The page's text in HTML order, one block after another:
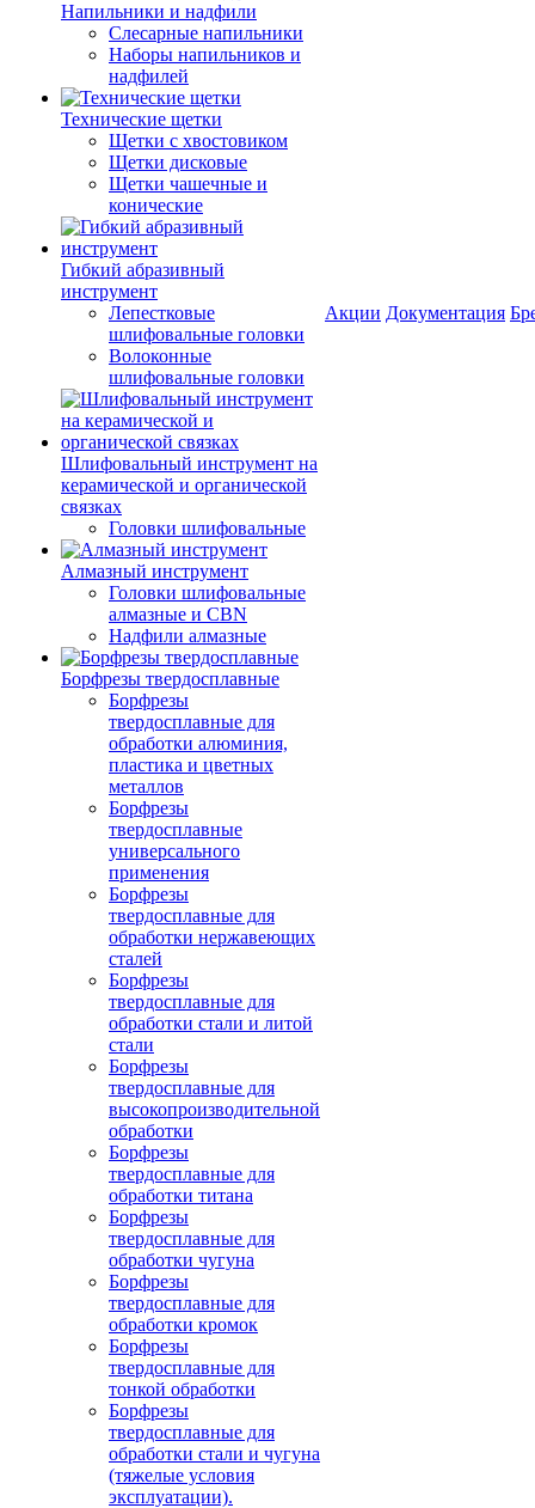
Напильники и надфили
Слесарные напильники
Наборы напильников и
надфилей
Технические щетки
Щетки с хвостовиком
Щетки дисковые
Щетки чашечные и
конические
Гибкий абразивный
инструмент
Лепестковые
шлифовальные головки
Волоконные
шлифовальные головки
Шлифовальный инструмент на
керамической и органической
связках
Головки шлифовальные
Алмазный инструмент
Головки шлифовальные
алмазные и CBN
Надфили алмазные
Борфрезы твердосплавные
Борфрезы
твердосплавные для
обработки алюминия,
пластика и цветных
металлов
Борфрезы
твердосплавные
универсального
применения
Борфрезы
твердосплавные для
обработки нержавеющих
сталей
Борфрезы
твердосплавные для
обработки стали и литой
стали
Борфрезы
твердосплавные для
высокопроизводительной
обработки
Борфрезы
твердосплавные для
обработки титана
Борфрезы
твердосплавные для
обработки чугуна
Борфрезы
твердосплавные для
обработки кромок
Борфрезы
твердосплавные для
тонкой обработки
Борфрезы
твердосплавные для
обработки стали и чугуна
(тяжелые условия
эксплуатации).
Акции Документация